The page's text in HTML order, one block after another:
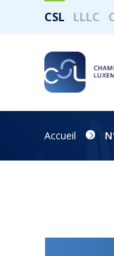
CSL LLLC
Accueil